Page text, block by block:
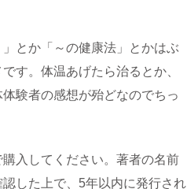
とか「～の健康法」とかはぶ
す。体温あげたら治るとか、
験者の感想が殆どなのでちっ
入してください。著者の名前
した上で、5年以内に発行され